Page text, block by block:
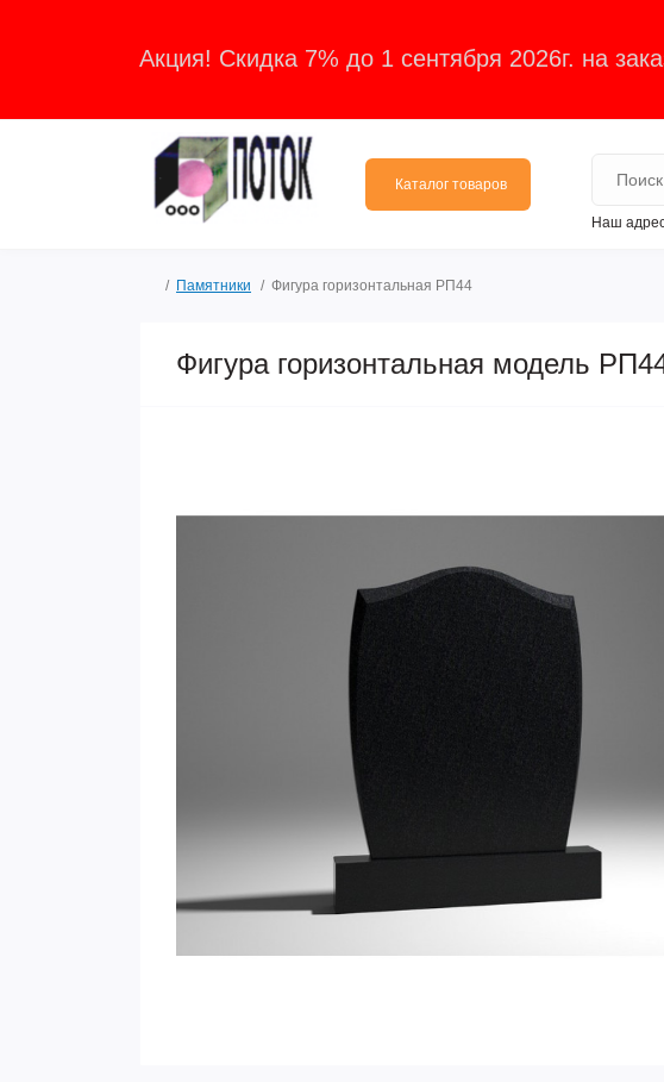
Акция! Скидка 7% до 1 сентября 2026г. на
Каталог товаров
Наш
Памятники Фигура горизонтальная РП44
Фигура горизонтальная модель